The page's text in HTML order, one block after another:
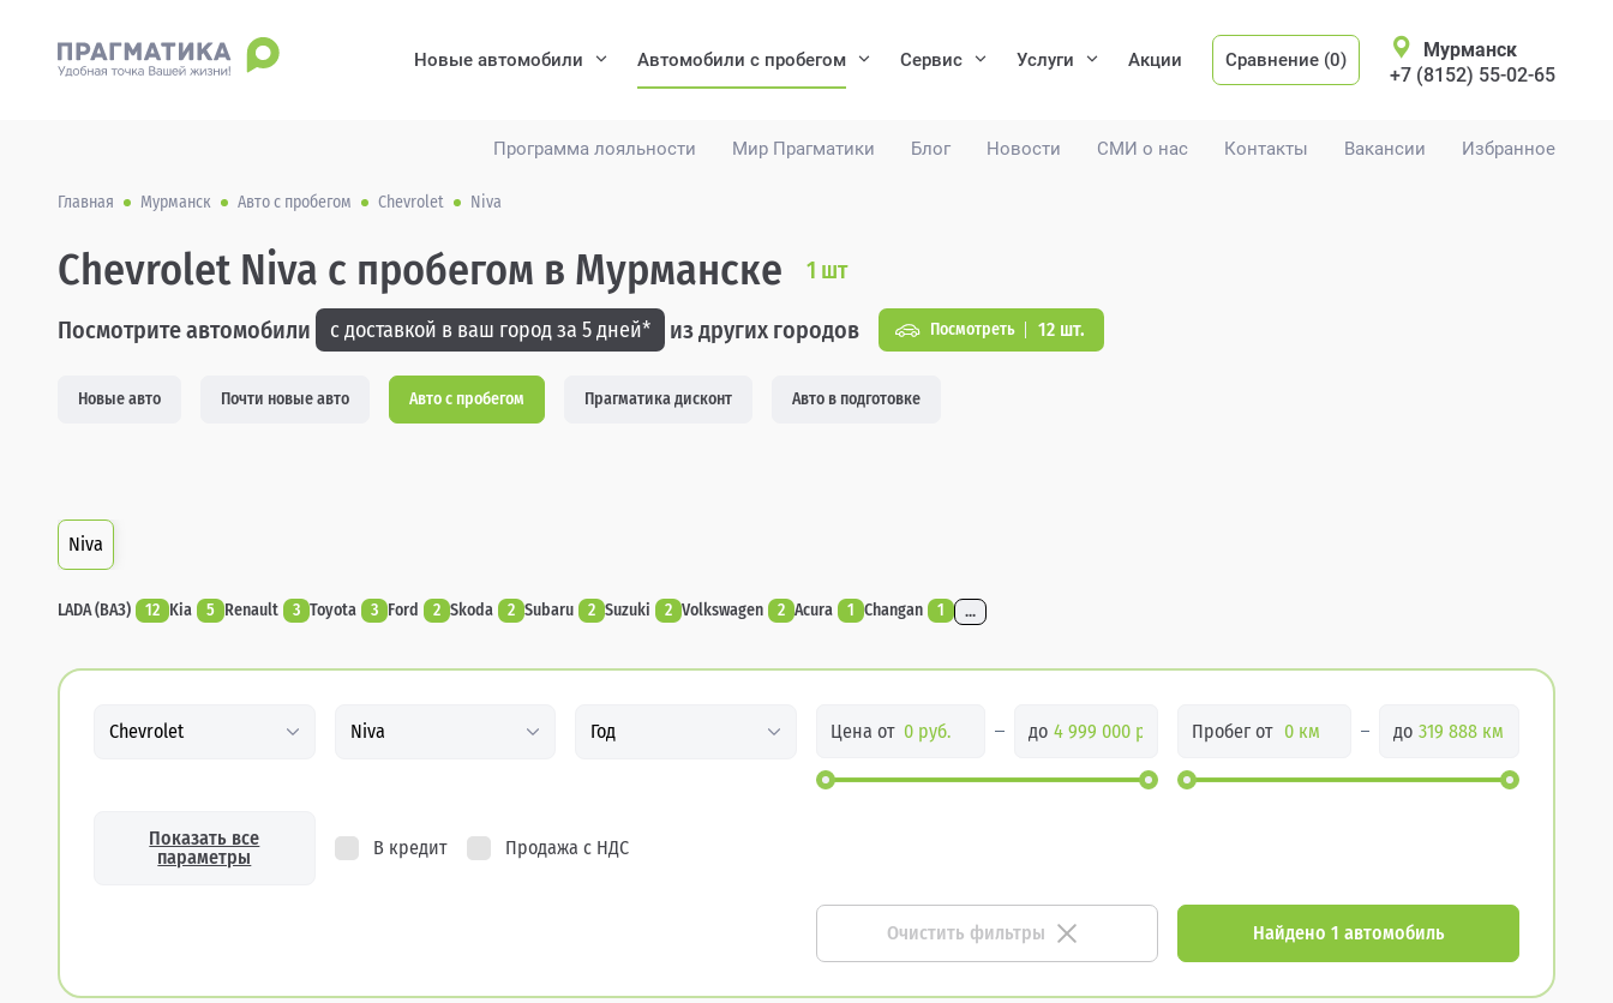
Программа лояльности Мир Прагматики Блог Новости СМИ о нас Контакты Вакансии Избранное
Новые автомобили Автомобили с пробегом Сервис Услуги Акции Сравнение (0)
Мурманск
+7 (8152) 55-02-65
Главная Мурманск Авто с пробегом Chevrolet Niva
Chevrolet Niva с пробегом в Мурманске 1 шт
Посмотрите автомобили с доставкой в ваш город за 5 дней* из других городов Посмотреть 12 шт.
Новые авто Почти новые авто Авто с пробегом Прагматика дисконт Авто в подготовке
Niva
LADA (ВАЗ) 12 Kia 5 Renault 3 Toyota 3 Ford 2 Skoda 2 Subaru 2 Suzuki 2 Volkswagen 2 Acura 1 Changan 1 ...
Chevrolet Niva Год Цена от до Пробег от до
Показать все
параметры
В кредит Продажа с НДС
Очистить фильтры Найдено 1 автомобиль